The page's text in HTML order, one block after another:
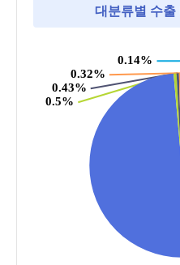
대분류별 수출